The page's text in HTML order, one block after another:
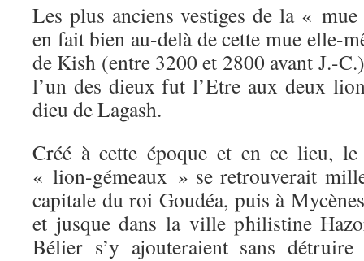
Les plus anciens vestiges de la «
en fait bien au-delà de cette mue elle-
de Kish (entre 3200 et 2800 avant J.-
l’un des dieux fut l’Etre aux deux
dieu de Lagash.
Créé à cette époque et en ce lieu, le
« lion-gémeaux » se retrouverait
capitale du roi Goudéa, puis à
et jusque dans la ville philistine
Bélier s’y ajouteraient sans